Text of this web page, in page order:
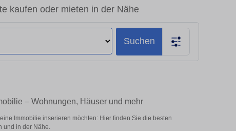
kaufen oder mieten in der Nähe
Suchen
– Wohnungen, Häuser und mehr
Immobilie inserieren möchten: Hier finden Sie die besten
und in der Nähe.